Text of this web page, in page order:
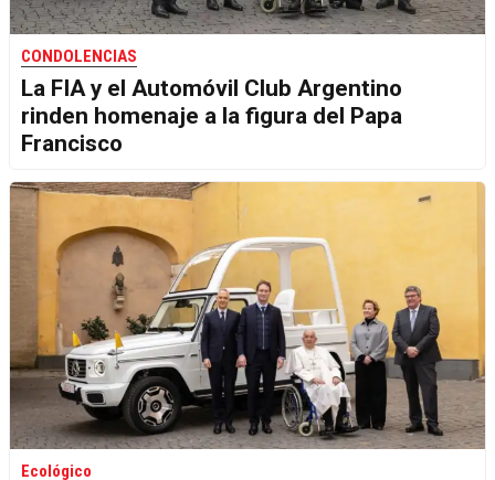
CONDOLENCIAS
La FIA y el Automóvil Club Argentino
rinden homenaje a la figura del Papa
Francisco
Ecológico